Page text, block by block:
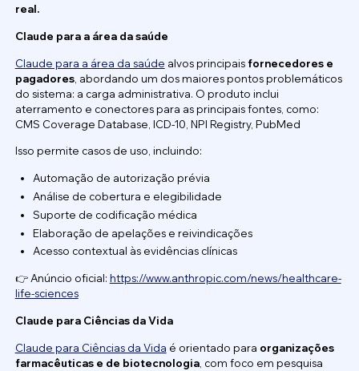
real.
Claude para a área da saúde
Claude para a área da saúde alvos principaisfornecedores e
pagadores, abordando um dos maiores pontos problemáticos
do sistema: a carga administrativa. O produto inclui
aterramento e conectores para as principais fontes, como:
CMS Coverage Database, ICD-10, NPI Registry, PubMed
Isso permite casos de uso, incluindo:
Automação de autorização prévia
Análise de cobertura e elegibilidade
Suporte de codificação médica
Elaboração de apelações e reivindicações
Acesso contextual às evidências clínicas
👉 Anúncio oficial: https://www.anthropic.com/news/healthcare-
life-sciences
Claude para Ciências da Vida
Claude para Ciências da Vida é orientado para organizações
farmacêuticas e de biotecnologia, com foco em pesquisa